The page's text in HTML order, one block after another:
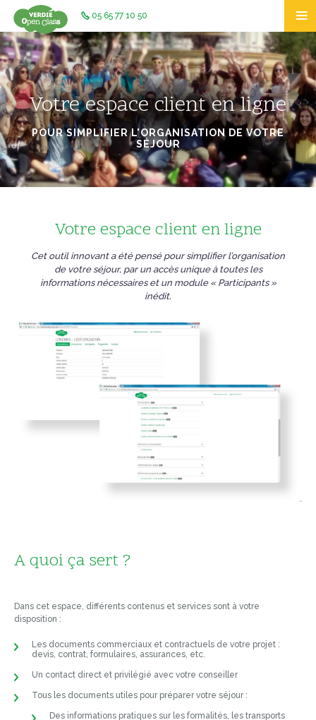
05 65 77 10 50
Votre espace client en ligne
POUR SIMPLIFIER L'ORGANISATION DE VOTRE
SÉJOUR
Votre espace client en ligne
Cet outil innovant a été pensé pour simplifier l’organisation
de votre séjour, par un accès unique à toutes les
informations nécessaires et un module « Participants »
inédit.
A quoi ça sert ?
Dans cet espace, différents contenus et services sont à votre
disposition :
Les documents commerciaux et contractuels de votre projet :
devis, contrat, formulaires, assurances, etc.
Un contact direct et privilégié avec votre conseiller
Tous les documents utiles pour préparer votre séjour :
Des informations pratiques sur les formalités, les transports
Nous venons de mettre à jour notre offre de voyages
Bon voyage sur notre site ! 🙂